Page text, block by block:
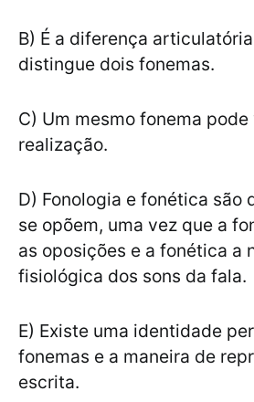
B) É a diferença
distingue dois fonemas.
C) Um mesmo fonema
realização.
D) Fonologia e fonética são
se opõem, uma vez que a
as oposições e a fonética a
fisiológica dos sons da fala.
E) Existe uma identidade
fonemas e a maneira de
escrita.